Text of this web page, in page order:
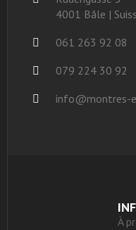
4001 Bâle |
061 263 92 08
079 224 30 92
info@montres-
À